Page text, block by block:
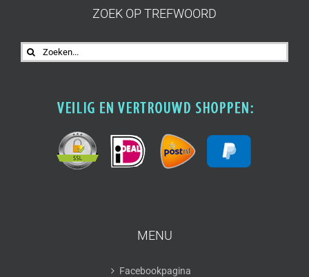
ZOEK OP TREFWOORD
Zoeken
naar:
MENU
Facebookpagina